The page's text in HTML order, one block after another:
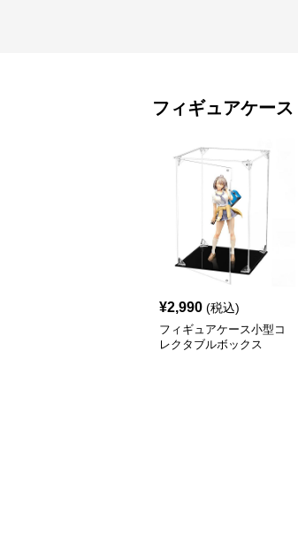
フィギュアケース
¥2,990 (税込)
フィギュアケース小型コ
レクタブルボックス